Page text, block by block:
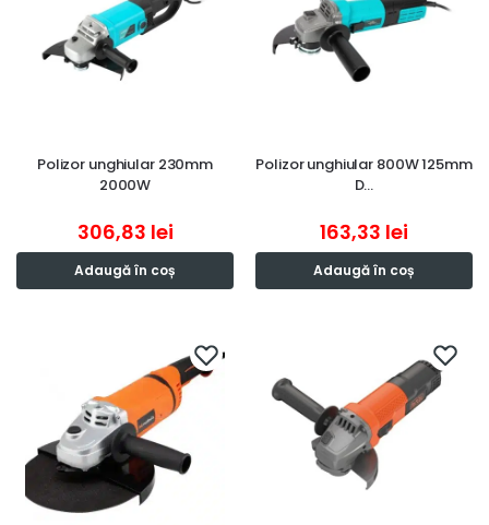
Polizor unghiular 230mm
2000W
306,83 lei
Adaugă în coș
Polizor unghiular 800W 125mm
D…
163,33 lei
Adaugă în coș